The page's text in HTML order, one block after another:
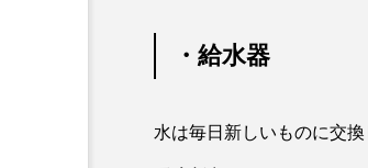
・給水器
水は毎日新しいものに交